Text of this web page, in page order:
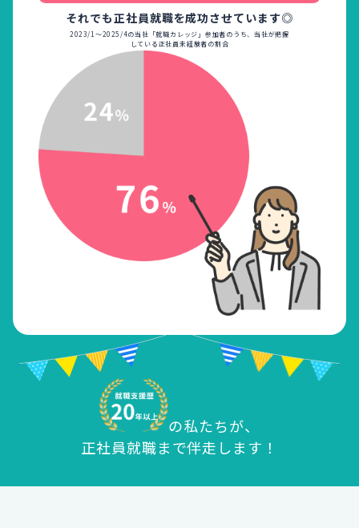
それでも正社員就職を成功させています◎
2023/1～2025/4の当社「就職カレッジ」参加者のうち、当社が把握
している正社員未経験者の割合
の私たちが、
正社員就職まで伴走します！